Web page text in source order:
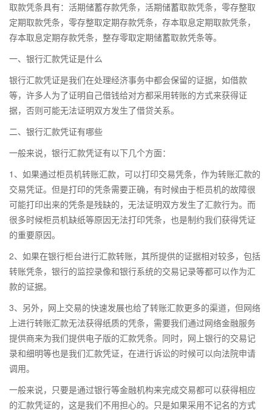
取款凭条具有：活期储蓄存款凭条，活期储蓄取款凭条，零存整取
定期取款凭条，零存整取定期存款凭条，存本取息定期取款凭条，
存本取息定期存款凭条，整存零取定期储蓄取款凭条等。
一、银行汇款凭证是什么
银行汇款凭证是我们在处理经济事务中都会保留的证据，如借款
等，许多人为了证明自己借钱给对方都采用转账的方式来获得证
据，否则可能无法证明双方发生了借贷关系。
二、银行汇款凭证有哪些
一般来说，银行汇款凭证有以下几个方面：
1、如果通过柜员机转账汇款，可以打印交易凭条，作为转账汇款的
交易凭证。但是打印的凭条需要正确，有时候由于柜员机的故障很
可能打印出来的凭条是残缺的，无法证明双方发生了汇款行为。而
很多时候柜员机缺纸等原因无法打印凭条，也是制约我们获得凭证
的重要原因。
2、如果在银行柜台进行汇款转账，其所提供的证据相对较多，包括
转账凭条，银行的监控录像和银行系统的交易记录等都可以作为汇
款的证据。
3、另外，网上交易的快速发展也给了转账汇款更多的渠道，但网络
上进行转账汇款无法获得纸质的凭条，需要我们通过网络金融服务
提供商来为我们提供电子版的汇款凭条。同时，网上银行的交易记
录和细明等也是我们汇款凭证，在进行诉讼的时候可以向法院申请
调用。
一般来说，只要是通过银行等金融机构来完成交易都可以获得相应
的汇款凭证的，这是我们不用担心的。只是如果采用不记名的方式